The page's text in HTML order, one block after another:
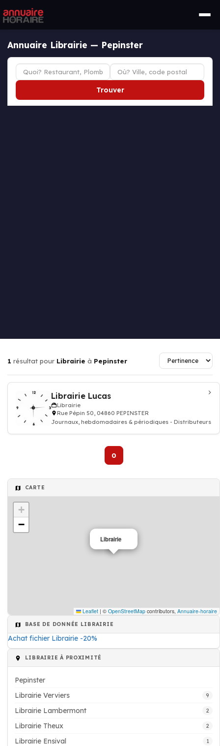
Annuaire Librairie — Pepinster
Trouver
1 résultat pour Librairie à Pepinster
Librairie Lucas
Librairie
Rue Pépin 50, 04860 PEPINSTER
Journaux, hebdomadaires & périodiques - Distributeurs
0
CARTE
Librairie
+
−
Leaflet | © OpenStreetMap contributors, Annuaire-horaire
BASE DE DONNÉE LIBRAIRIE
Achat fichier Librairie -20%
LIBRAIRIE À PROXIMITÉ
Pepinster
Librairie Verviers
9
Librairie Lambermont 2
Librairie Theux 2
Librairie Ensival 1